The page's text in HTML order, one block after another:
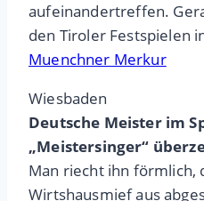
aufeinandertreffen.
den Tiroler Festspielen
Muenchner Merkur
Wiesbaden
Deutsche Meister im
„Meistersinger“
Man riecht ihn förmlich,
Wirtshausmief aus